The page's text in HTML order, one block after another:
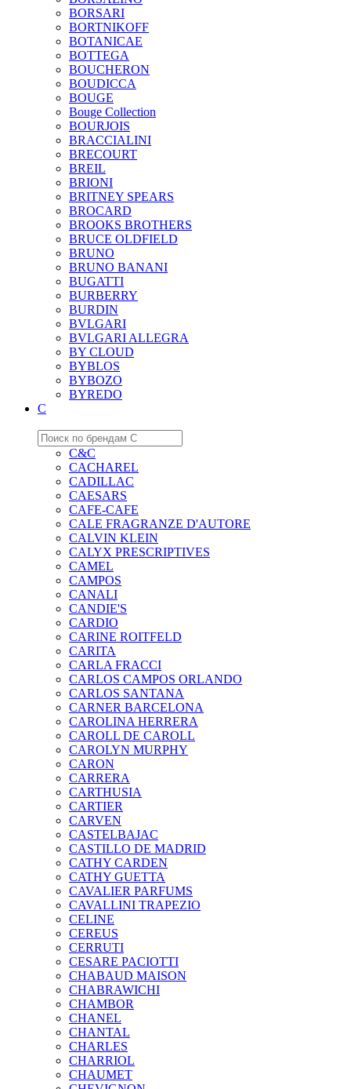
BORSARI
BORTNIKOFF
BOTANICAE
BOTTEGA
BOUCHERON
BOUDICCA
BOUGE
Bouge Collection
BOURJOIS
BRACCIALINI
BRECOURT
BREIL
BRIONI
BRITNEY SPEARS
BROCARD
BROOKS BROTHERS
BRUCE OLDFIELD
BRUNO
BRUNO BANANI
BUGATTI
BURBERRY
BURDIN
BVLGARI
BVLGARI ALLEGRA
BY CLOUD
BYBLOS
BYBOZO
BYREDO
C
C&C
CACHAREL
CADILLAC
CAESARS
CAFE-CAFE
CALE FRAGRANZE D'AUTORE
CALVIN KLEIN
CALYX PRESCRIPTIVES
CAMEL
CAMPOS
CANALI
CANDIE'S
CARDIO
CARINE ROITFELD
CARITA
CARLA FRACCI
CARLOS CAMPOS ORLANDO
CARLOS SANTANA
CARNER BARCELONA
CAROLINA HERRERA
CAROLL DE CAROLL
CAROLYN MURPHY
CARON
CARRERA
CARTHUSIA
CARTIER
CARVEN
CASTELBAJAC
CASTILLO DE MADRID
CATHY CARDEN
CATHY GUETTA
CAVALIER PARFUMS
CAVALLINI TRAPEZIO
CELINE
CEREUS
CERRUTI
CESARE PACIOTTI
CHABAUD MAISON
CHABRAWICHI
CHAMBOR
CHANEL
CHANTAL
CHARLES
CHARRIOL
CHAUMET